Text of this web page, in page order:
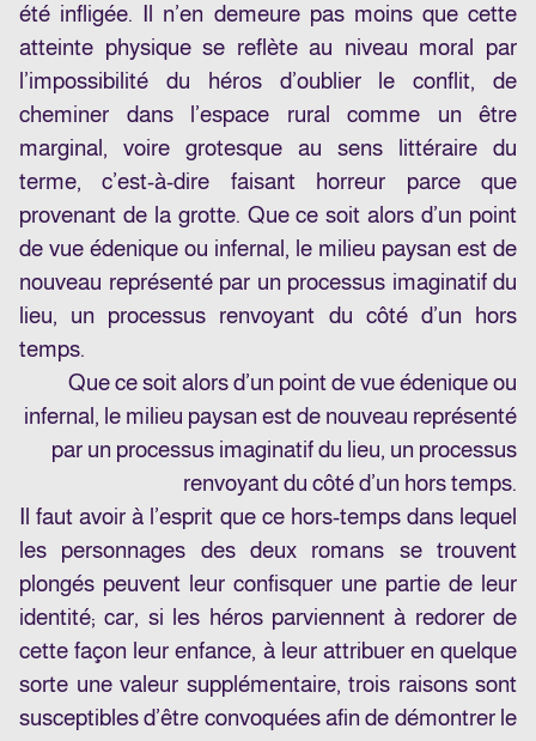
été infligée. Il n’en demeure pas moins que cette
atteinte physique se reflète au niveau moral par
l’impossibilité du héros d’oublier le conflit, de
cheminer dans l’espace rural comme un être
marginal, voire grotesque au sens littéraire du
terme, c’est-à-dire faisant horreur parce que
provenant de la grotte. Que ce soit alors d’un point
de vue édenique ou infernal, le milieu paysan est de
nouveau représenté par un processus imaginatif du
lieu, un processus renvoyant du côté d’un hors
temps.
Que ce soit alors d’un point de vue édenique ou
infernal, le milieu paysan est de nouveau représenté
par un processus imaginatif du lieu, un processus
renvoyant du côté d’un hors temps.
Il faut avoir à l’esprit que ce hors-temps dans lequel
les personnages des deux romans se trouvent
plongés peuvent leur confisquer une partie de leur
identité; car, si les héros parviennent à redorer de
cette façon leur enfance, à leur attribuer en quelque
sorte une valeur supplémentaire, trois raisons sont
susceptibles d’être convoquées afin de démontrer le